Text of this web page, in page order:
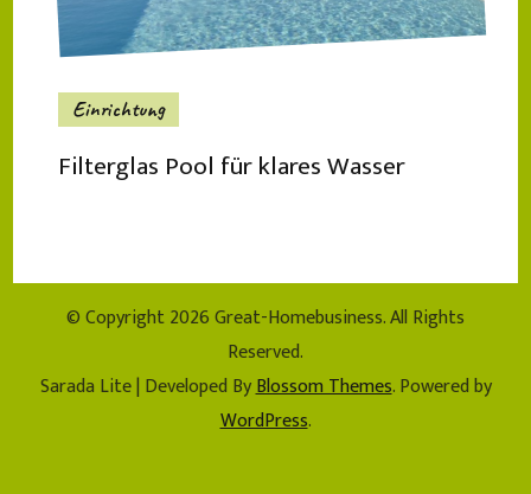
Einrichtung
Filterglas Pool für klares Wasser
© Copyright 2026Great-Homebusiness. All Rights
Reserved.
Sarada Lite | Developed ByBlossom Themes. Powered by
WordPress.